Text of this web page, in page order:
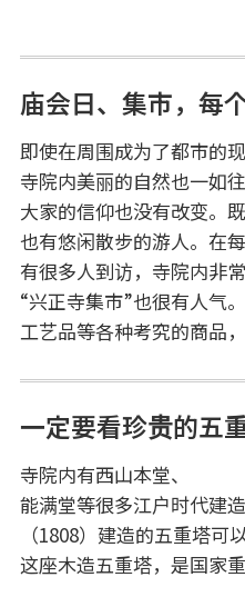
庙会日、集市，每
即使在周围成为了都市的现
寺院内美丽的自然也一如往
大家的信仰也没有改变。
也有悠闲散步的游人。在
有很多人到访，寺院内非
“兴正寺集市”也很有人气
工艺品等各种考究的商品
一定要看珍贵的五
寺院内有西山本堂、
能满堂等很多江户时代建
（1808）建造的五重塔可
这座木造五重塔，是国家重